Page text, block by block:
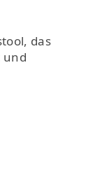
das
und